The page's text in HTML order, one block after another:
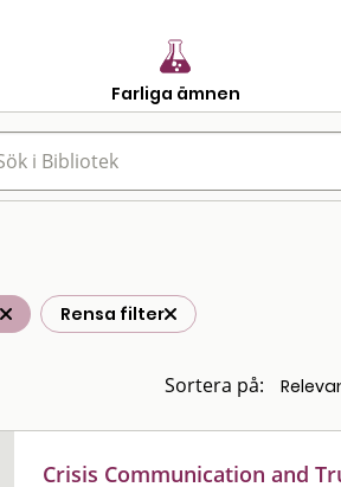
Farliga ämnen
Rensa filter
Sortera på:
Crisis Communication and